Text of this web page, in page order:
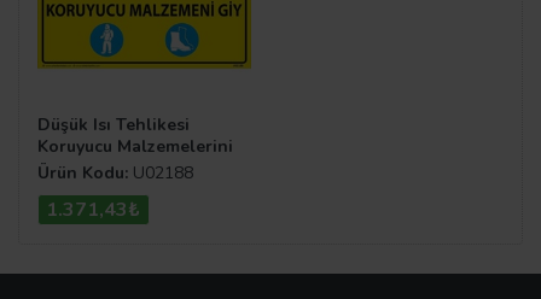
Düşük Isı Tehlikesi
Koruyucu Malzemelerini
Giy Uyarı Levhası
Ürün Kodu: U02188
1.371,43₺